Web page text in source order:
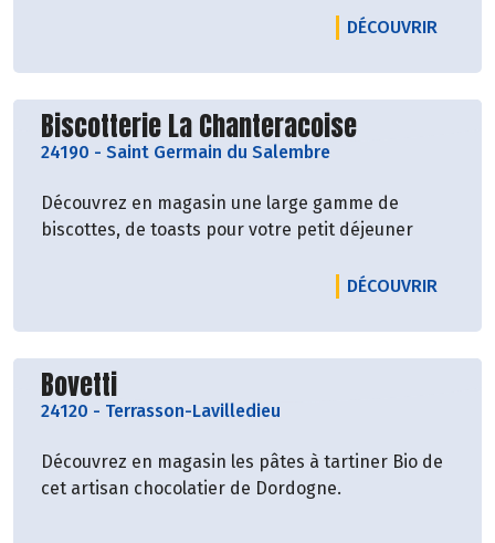
DÉCOUVRIR
Découvrir le producteur
Biscotterie La Chanteracoise
24190 - Saint Germain du Salembre
Découvrez en magasin une large gamme de
biscottes, de toasts pour votre petit déjeuner
DÉCOUVRIR
Découvrir le producteur
Bovetti
24120 - Terrasson-Lavilledieu
Découvrez en magasin les pâtes à tartiner Bio de
cet artisan chocolatier de Dordogne.